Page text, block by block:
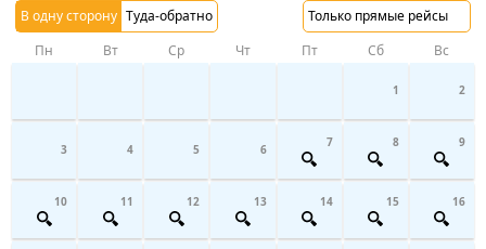
В одну сторону Туда-обратно Только прямые рейсы
Пн Вт Ср Чт Пт Сб Вс
1 2
3 4 5 6 7 8 9
10 11 12 13 14 15 16